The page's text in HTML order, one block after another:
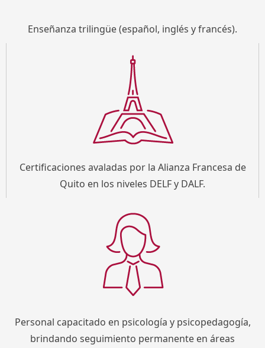
Enseñanza trilingüe (español, inglés y francés).
Certificaciones avaladas por la Alianza Francesa de
Quito en los niveles DELF y DALF.
Personal capacitado en psicología y psicopedagogía,
brindando seguimiento permanente en áreas